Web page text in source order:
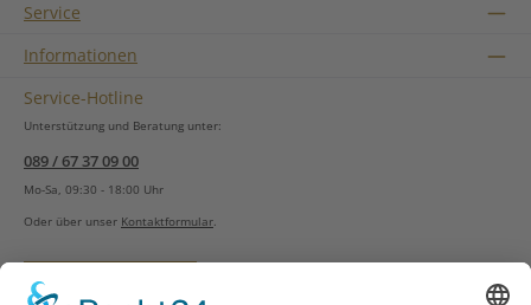
Service
Informationen
Service-Hotline
Unterstützung und Beratung unter:
089 / 67 37 09 00
Mo-Sa, 09:30 - 18:00 Uhr
Oder über unser Kontaktformular.
Vertrag widerrufen